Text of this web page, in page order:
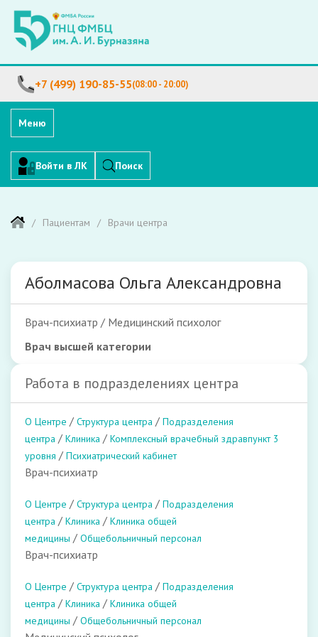
+7 (499) 190-85-55(08:00 - 20:00)
Меню
Войти в ЛК Поиск
Пациентам Врачи центра
Аболмасова Ольга Александровна
Врач-психиатр / Медицинский психолог
Врач высшей категории
Работа в подразделениях центра
О Центре / Структура центра / Подразделения
центра / Клиника / Комплексный врачебный здравпункт 3
уровня / Психиатрический кабинет
Врач-психиатр
О Центре / Структура центра / Подразделения
центра / Клиника / Клиника общей
медицины / Общебольничный персонал
Врач-психиатр
О Центре / Структура центра / Подразделения
центра / Клиника / Клиника общей
медицины / Общебольничный персонал